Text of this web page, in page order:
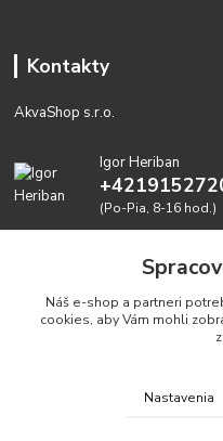
Kontakty
AkvaShop s.r.o.
Igor Heriban
(Po-Pia, 8-16 hod.)
Realizujeme prírodné
Náš e-shop a partneri
cookies, aby Vám mohli
Nastavenia